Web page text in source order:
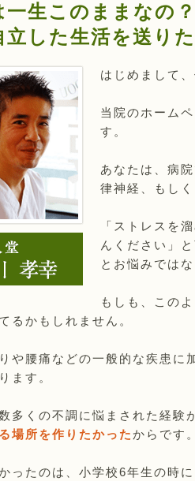
一生このままなの
立した生活を送り
はじめまして
当院のホーム
す。
あなたは、病
律神経、もし
「ストレスを
んください」
とお悩みでは
もしも、この
るかもしれません。
や腰痛などの一般的な疾患に
ます。
多くの不調に悩まされた経験
場所を作りたかったからです。
ったのは、小学校6年生の時